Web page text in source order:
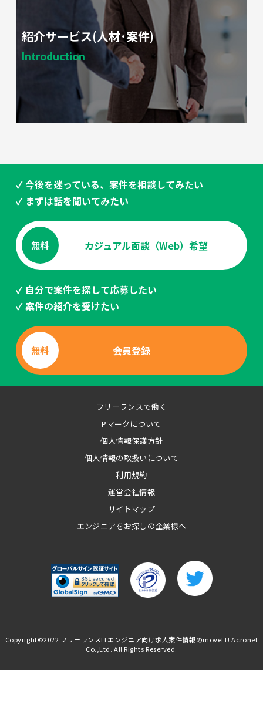
紹介サービス(人材･案件)
Introduction
✓ 今後を迷っている、案件を相談してみたい
✓ まずは話を聞いてみたい
無料 カジュアル面談（Web）希望
✓ 自分で案件を探して応募したい
✓ 案件の紹介を受けたい
無料 会員登録
フリーランスで働く
Pマークについて
個人情報保護方針
個人情報の取扱いについて
利用規約
運営会社情報
サイトマップ
エンジニアをお探しの企業様へ
Copyright©2022 フリーランスITエンジニア向け求人案件情報のmoveIT! Acronet
Co.,Ltd. All Rights Reserved.